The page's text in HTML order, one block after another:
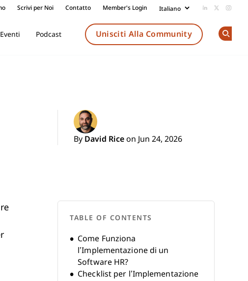
Scrivi per Noi Contatto Member's Login Add us on
Follow
Eventi Podcast Unisciti Alla Community
By David Rice on Jun 24, 2026
TABLE OF CONTENTS
Come Funziona
l’Implementazione di un
Software HR?
Checklist per l’Implementazione